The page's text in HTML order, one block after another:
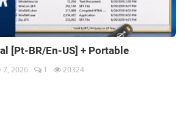
[Pt-BR/En-US] + Portable
7, 2026 1 20324